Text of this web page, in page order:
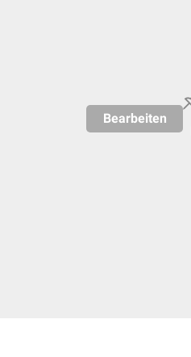
Bearbeiten